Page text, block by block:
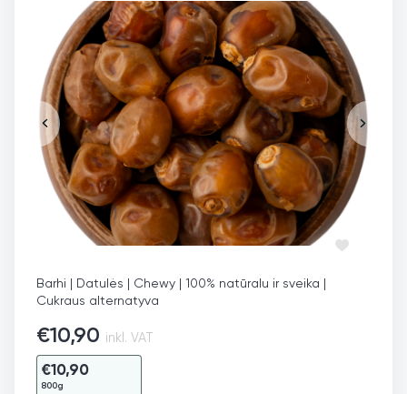
Barhi | Datulės | Chewy | 100% natūralu ir sveika |
Cukraus alternatyva
€10,90 inkl. VAT
€10,90
800g